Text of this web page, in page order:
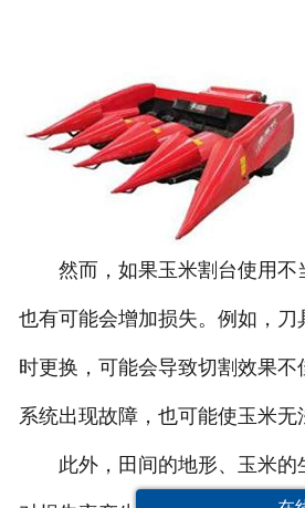
然而，如果玉米割台使用不
也有可能会增加损失。例如，刀
时更换，可能会导致切割效果不
系统出现故障，也可能使玉米无
此外，田间的地形、玉米的